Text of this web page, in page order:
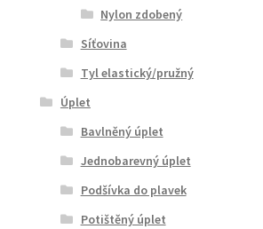
Nylon zdobený
Síťovina
Tyl elastický/pružný
Úplet
Bavlněný úplet
Jednobarevný úplet
Podšívka do plavek
Potištěný úplet